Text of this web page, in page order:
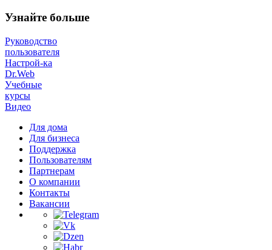
Узнайте больше
Руководство
пользователя
Настрой-ка
Dr.Web
Учебные
курсы
Видео
Для дома
Для бизнеса
Поддержка
Пользователям
Партнерам
О компании
Контакты
Вакансии